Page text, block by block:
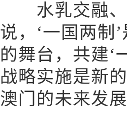
水乳交融、
说，‘一国两制
的舞台，共建‘
战略实施是新
澳门的未来发